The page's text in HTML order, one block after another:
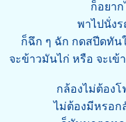
ก็อยา
พาไปนั่งร
ก็ฉึก ๆ ฉัก กดสปีดทัน
จะข้าวมันไก่ หรือ จะเข้
กล้องไม่ต้องโ
ไม่ต้องมีหรอก